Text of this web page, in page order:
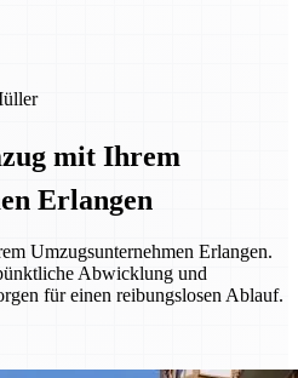
mit Ihrem
Erlangen
Umzugsunternehmen Erlangen.
Abwicklung und
für einen reibungslosen Ablauf.